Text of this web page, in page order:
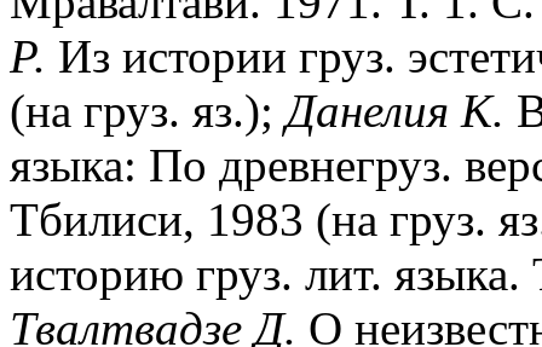
Р. Из истории груз.
(на груз. яз.);Данелия К.
языка: По древнегруз.
Тбилиси, 1983 (на груз.
историю груз. лит.
Твалтвадзе Д. О